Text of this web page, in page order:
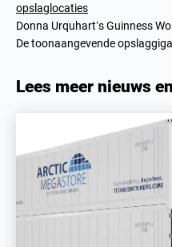
opslaglocaties
Donna Urquhart’s Guinness
De toonaangevende
Lees meer nieuws